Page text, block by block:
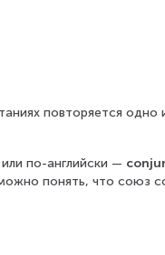
повторяется одно
по-английски —
понять, что союз